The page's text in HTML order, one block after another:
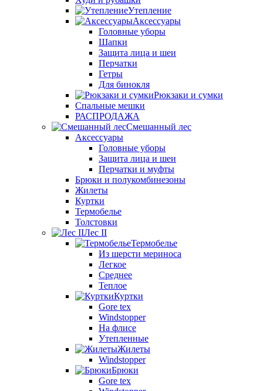
Утепление
Аксессуары
Головные уборы
Шапки
Защита лица и шеи
Перчатки
Гетры
Для бинокля
Рюкзаки и сумки
Спальные мешки
РАСПРОДАЖА
Смешанный лес
Аксессуары
Головные уборы
Защита лица и шеи
Перчатки и муфты
Брюки и полукомбинезоны
Жилеты
Куртки
Термобелье
Толстовки
Лес II
Термобелье
Из шерсти мериноса
Легкое
Среднее
Теплое
Куртки
Gore tex
Windstopper
На флисе
Утепленные
Жилеты
Windstopper
Брюки
Gore tex